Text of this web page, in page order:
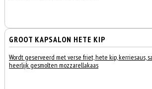
GROOT KAPSALON HETE KIP
Wordt geserveerd met verse friet, hete kip, kerriesaus,
heerlijk gesmolten mozzarellakaas